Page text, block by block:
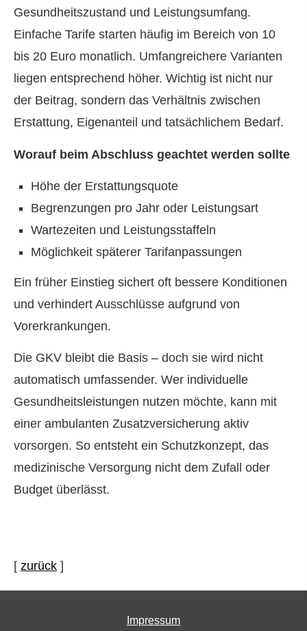
Gesundheitszustand und Leistungsumfang.
Einfache Tarife starten häufig im Bereich von 10
bis 20 Euro monatlich. Umfangreichere Varianten
liegen entsprechend höher. Wichtig ist nicht nur
der Beitrag, sondern das Verhältnis zwischen
Erstattung, Eigenanteil und tatsächlichem Bedarf.
Worauf beim Abschluss geachtet werden sollte
Höhe der Erstattungsquote
Begrenzungen pro Jahr oder Leistungsart
Wartezeiten und Leistungsstaffeln
Möglichkeit späterer Tarifanpassungen
Ein früher Einstieg sichert oft bessere Konditionen
und verhindert Ausschlüsse aufgrund von
Vorerkrankungen.
Die GKV bleibt die Basis – doch sie wird nicht
automatisch umfassender. Wer individuelle
Gesundheitsleistungen nutzen möchte, kann mit
einer ambulanten Zusatzversicherung aktiv
vorsorgen. So entsteht ein Schutzkonzept, das
medizinische Versorgung nicht dem Zufall oder
Budget überlässt.
[ zurück ]
Impressum